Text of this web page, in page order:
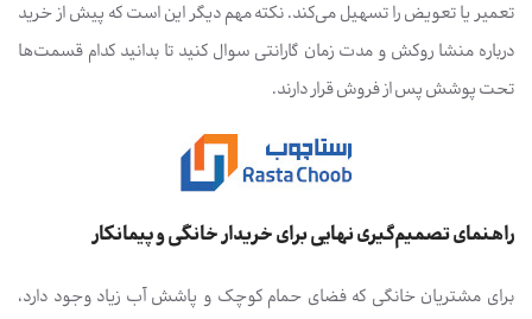
تعمیر یا تعویض را تسهیل می‌کند. نکته مهم دیگر این است که پیش از خرید
درباره منشا روکش و مدت زمان گارانتی سوال کنید تا بدانید کدام قسمت‌ها
تحت پوشش پس از فروش قرار دارند.
راهنمای تصمیم‌گیری نهایی برای خریدار خانگی و پیمانکار
برای مشتریان خانگی که فضای حمام کوچک و پاشش آب زیاد وجود دارد،